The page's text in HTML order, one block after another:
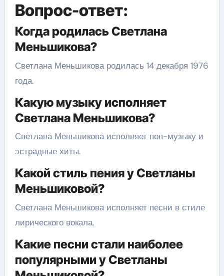
Вопрос-ответ:
Когда родилась Светлана
Меньшикова?
Светлана Меньшикова родилась 14 декабря 1976
года.
Какую музыку исполняет
Светлана Меньшикова?
Светлана Меньшикова исполняет поп-музыку и
эстрадные хиты.
Какой стиль пения у Светланы
Меньшиковой?
Светлана Меньшикова исполняет песни в стиле
лирического вокала.
Какие песни стали наиболее
популярными у Светланы